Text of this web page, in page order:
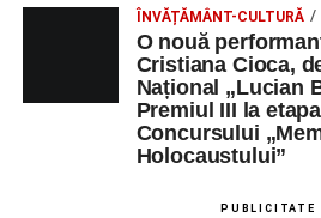
Orele 17.00–20.00
–
Centrul Cultural
Sebeș – Sala de
– Proiecție
ÎNVĂȚĂMÂNT-CULTURĂ
O nouă
Cristiana Cioca,
Național „Lucian
Premiul III la
Concursului
Holocaustului”
PUBLICITATE